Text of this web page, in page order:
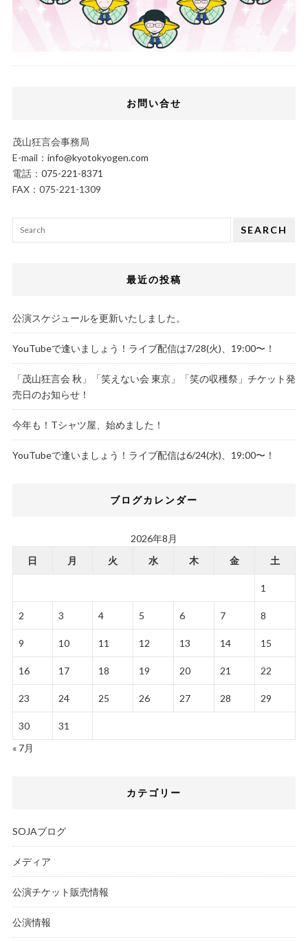
お問い合せ
茂山狂言会事務局
E-mail： info@kyotokyogen.com
電話： 075-221-8371
FAX：075-221-1309
SEARCH
最近の投稿
公演スケジュールを更新いたしました。
YouTubeで逢いましょう！ライブ配信は7/28(火)、19:00〜！
「茂山狂言会 秋」「笑えない会 東京」「笑の収穫祭」チケット発
売日のお知らせ！
今年も！Tシャツ屋、始めました！
YouTubeで逢いましょう！ライブ配信は6/24(水)、19:00〜！
ブログカレンダー
2026年8月
日
月 火 水 木 金 土
1
2 3 4 5 6 7 8
9 10 11 12 13 14 15
16 17 18 19 20 21 22
23 24 25 26 27 28 29
30
31
« 7月
カテゴリー
SOJAブログ
メディア
公演チケット販売情報
公演情報